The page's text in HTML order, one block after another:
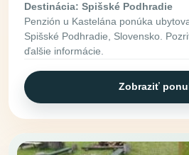
Destinácia: Spišské Podhradie
Penzión u Kastelána ponúka
Spišské Podhradie, Slovensko.
ďalšie informácie.
Zobraziť